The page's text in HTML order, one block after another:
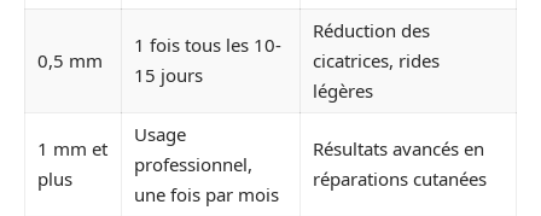
0,5 mm
1 fois tous les 10-
15 jours
Réduction des
cicatrices, rides
légères
1 mm et
plus
Usage
professionnel,
une fois par mois
Résultats avancés en
réparations cutanées